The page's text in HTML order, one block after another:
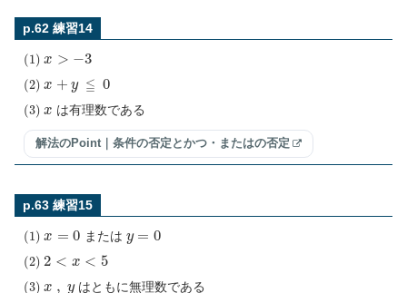
p.62 練習14
( 1)
(2) +
0
(3) は有理数である
解法のPoint｜条件の否定とかつ・またはの否定
p.63 練習15
( 1) または
(2) 2
(3) はともに無理数である